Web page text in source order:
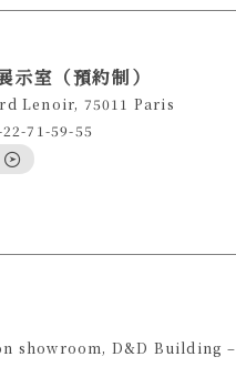
示室（預約制）
Lenoir, 75011 Paris
71-59-55
showroom, D&D Building –